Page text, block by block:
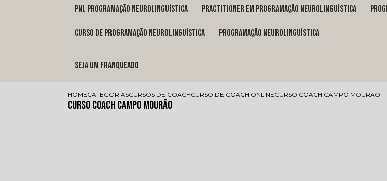
pnl programação neurolinguística practitioner em programação neurolinguística
curso de programação neurolinguística programação neurolinguística
Seja um franqueado
HOMECATEGORIASCURSOS DE COACHCURSO DE COACH ONLINECURSO COACH CAMPO MOURAO
Curso Coach Campo Mourão